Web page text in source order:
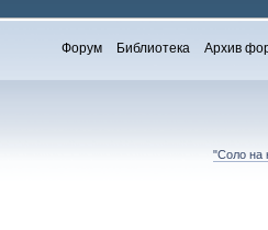
Форум Библиотека Архив
"Соло на